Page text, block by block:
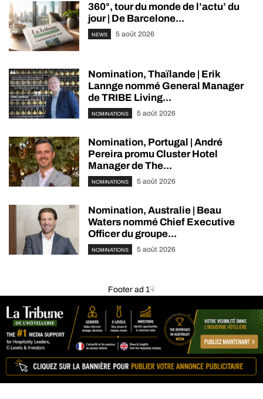
360°, tour du monde de l’actu’ du
jour | De Barcelone...
NEWS 5 août 2026
Nomination, Thaïlande | Erik
Lannge nommé General Manager
de TRIBE Living...
NOMINATIONS 5 août 2026
Nomination, Portugal | André
Pereira promu Cluster Hotel
Manager de The...
NOMINATIONS 5 août 2026
Nomination, Australie | Beau
Waters nommé Chief Executive
Officer du groupe...
NOMINATIONS 5 août 2026
Footer ad 1☟